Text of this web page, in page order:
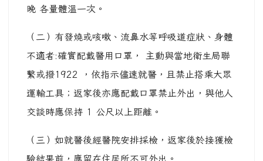
晚 各量體溫一次。
（二）有發燒或咳嗽、流鼻水等呼吸道症狀、身體
不適者:確實配戴醫用口罩， 主動與當地衛生局聯
繫或撥1922 ，依指示儘速就醫，且禁止搭乘大眾
運輸工具；返家後亦應配戴口罩禁止外出，與他人
交談時應保持 1 公尺以上距離。
（三）如就醫後經醫院安排採檢，返家後於接獲檢
驗結果前，應留在住居所不可外出。